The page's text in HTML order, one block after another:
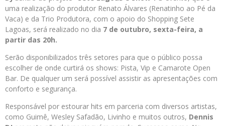
uma realização do produtor Renato Álvares (Renatinho ao Pé da
Vaca) e da Trio Produtora, com o apoio do Shopping Sete
Lagoas, será realizado no dia 7 de outubro, sexta-feira, a
partir das 20h.
Serão disponibilizados três setores para que o público possa
escolher de onde curtirá os shows: Pista, Vip e Camarote Open
Bar. De qualquer um será possível assistir as apresentações com
conforto e segurança.
Responsável por estourar hits em parceria com diversos artistas,
como Guimê, Wesley Safadão, Livinho e muitos outros, Dennis